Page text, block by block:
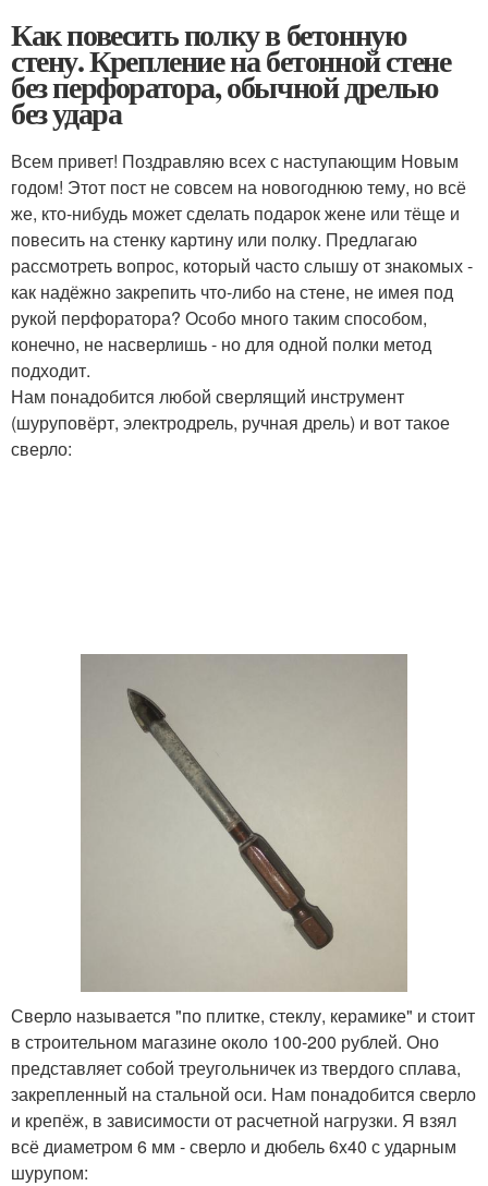
Как повесить полку в бетонную
стену. Крепление на бетонной стене
без перфоратора, обычной дрелью
без удара
Всем привет! Поздравляю всех с наступающим Новым
годом! Этот пост не совсем на новогоднюю тему, но всё
же, кто-нибудь может сделать подарок жене или тёще и
повесить на стенку картину или полку. Предлагаю
рассмотреть вопрос, который часто слышу от знакомых -
как надёжно закрепить что-либо на стене, не имея под
рукой перфоратора? Особо много таким способом,
конечно, не насверлишь - но для одной полки метод
подходит.
Нам понадобится любой сверлящий инструмент
(шуруповёрт, электродрель, ручная дрель) и вот такое
сверло:
Сверло называется "по плитке, стеклу, керамике" и стоит
в строительном магазине около 100-200 рублей. Оно
представляет собой треугольничек из твердого сплава,
закрепленный на стальной оси. Нам понадобится сверло
и крепёж, в зависимости от расчетной нагрузки. Я взял
всё диаметром 6 мм - сверло и дюбель 6x40 с ударным
шурупом: